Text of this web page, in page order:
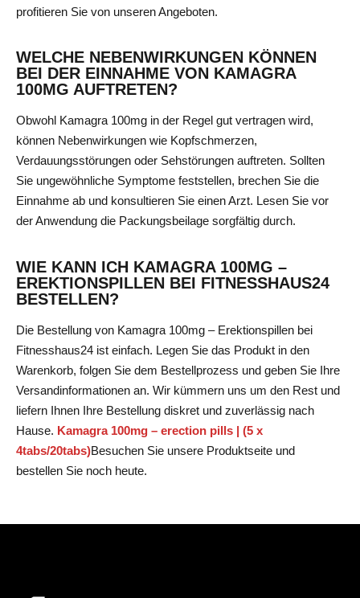
profitieren Sie von unseren Angeboten.
WELCHE NEBENWIRKUNGEN KÖNNEN
BEI DER EINNAHME VON KAMAGRA
100MG AUFTRETEN?
Obwohl Kamagra 100mg in der Regel gut vertragen wird,
können Nebenwirkungen wie Kopfschmerzen,
Verdauungsstörungen oder Sehstörungen auftreten. Sollten
Sie ungewöhnliche Symptome feststellen, brechen Sie die
Einnahme ab und konsultieren Sie einen Arzt. Lesen Sie vor
der Anwendung die Packungsbeilage sorgfältig durch.
WIE KANN ICH KAMAGRA 100MG –
EREKTIONSPILLEN BEI FITNESSHAUS24
BESTELLEN?
Die Bestellung von Kamagra 100mg – Erektionspillen bei
Fitnesshaus24 ist einfach. Legen Sie das Produkt in den
Warenkorb, folgen Sie dem Bestellprozess und geben Sie Ihre
Versandinformationen an. Wir kümmern uns um den Rest und
liefern Ihnen Ihre Bestellung diskret und zuverlässig nach
Hause. Kamagra 100mg – erection pills | (5 x
4tabs/20tabs)Besuchen Sie unsere Produktseite und
bestellen Sie noch heute.